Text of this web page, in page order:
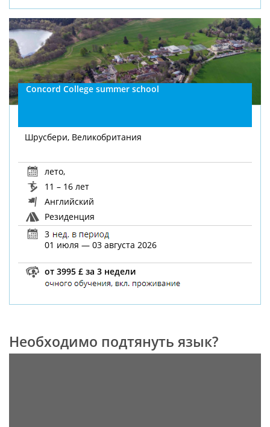
Concord College summer school
Шрусбери, Великобритания
лето,
11 – 16 лет
Английский
Резиденция
3
01 июля — 03 августа 2026
от 3995 £ за 3 недели
Необходимо подтянуть язык?